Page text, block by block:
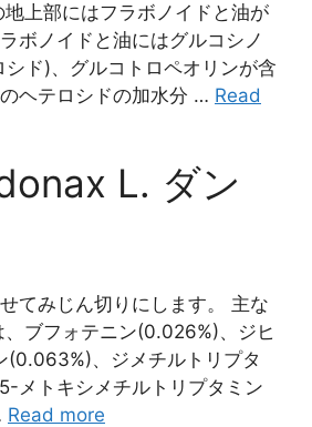
上部にはフラボノイドと油が
ボノイドと油にはグルコシノ
シド)、グルコトロペオリンが含
ヘテロシドの加水分 … Read
L. ダン
てみじん切りにします。 主な
ブフォテニン(0.026%)、ジヒ
(0.063%)、ジメチルトリプタ
メトキシメチルトリプタミン
Read more